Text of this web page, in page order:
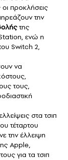
προκλήσεις
την
της
ενώ η
Switch 2,
να
τους,
στα τσιπ
τέταρτου
την έλλειψη
Apple,
για τα τσιπ